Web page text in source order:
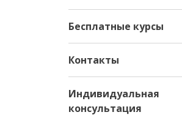
Бесплатные курсы
Контакты
Индивидуальная
консультация